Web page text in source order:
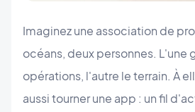
Imaginez une association de
océans, deux personnes. L'une
opérations, l'autre le terrain. À
aussi tourner une app : un fil